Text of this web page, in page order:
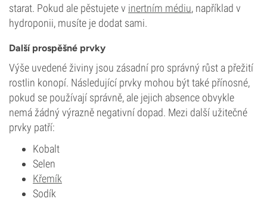
starat. Pokud ale pěstujete v inertním médiu, například v
hydroponii, musíte je dodat sami.
Další prospěšné prvky
Výše uvedené živiny jsou zásadní pro správný růst a přežití
rostlin konopí. Následující prvky mohou být také přínosné,
pokud se používají správně, ale jejich absence obvykle
nemá žádný výrazně negativní dopad. Mezi další užitečné
prvky patří:
Kobalt
Selen
Křemík
Sodík